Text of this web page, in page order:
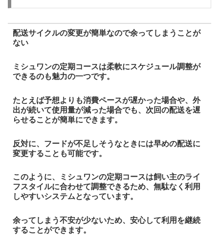
配送サイクルの変更が簡単なので余ってしまうことが
ない
ミシュワンの定期コースは柔軟にスケジュール調整が
できるのも魅力の一つです。
たとえば予想よりも消費ペースが遅かった場合や、外
出が続いて使用量が減った場合でも、次回の配送を遅
らせることが簡単にできます。
反対に、フードが不足しそうなときには早めの配送に
変更することも可能です。
このように、ミシュワンの定期コースは飼い主のライ
フスタイルに合わせて調整できるため、無駄なく利用
しやすいシステムとなっています。
余ってしまう不安が少ないため、安心して利用を継続
することができます。